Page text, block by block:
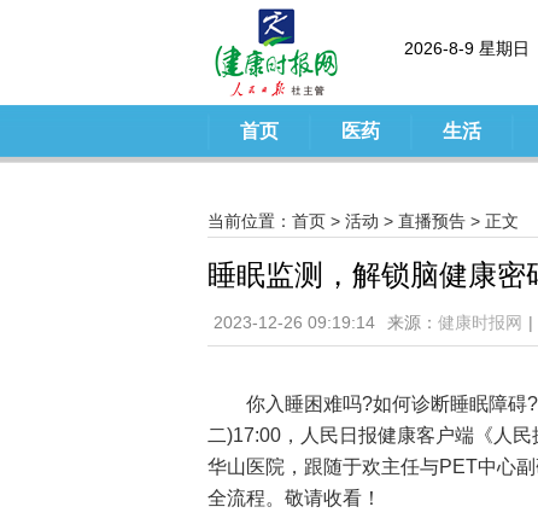
2026-8-9 星期日
首页 医药 生活
当前位置： 首页 > 活动 > 直播预告 > 正文
睡眠监测，解锁脑健康密
2023-12-26 09:19:14 来源： 健康时报网 |
你入睡困难吗?如何诊断睡眠障碍
二)17:00，人民日报健康客户端《人
华山医院，跟随于欢主任与PET中心
全流程。敬请收看！